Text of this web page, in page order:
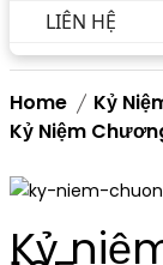
LIÊN HỆ
Home
Kỷ
Kỷ Niệm
Kỷ